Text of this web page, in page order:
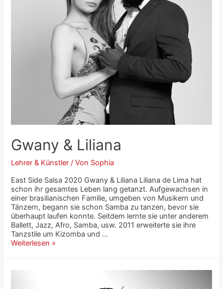
Gwany & Liliana
Lehrer & Künstler / Von Sophia
East Side Salsa 2020 Gwany & Liliana Liliana de Lima hat
schon ihr gesamtes Leben lang getanzt. Aufgewachsen in
einer brasilianischen Familie, umgeben von Musikern und
Tänzern, begann sie schon Samba zu tanzen, bevor sie
überhaupt laufen konnte. Seitdem lernte sie unter anderem
Ballett, Jazz, Afro, Samba, usw. 2011 erweiterte sie ihre
Tanzstile um Kizomba und …
Weiterlesen »